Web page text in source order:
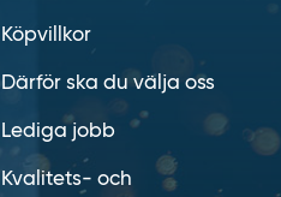
Köpvillkor
Därför ska du välja oss
Lediga jobb
Kvalitets- och